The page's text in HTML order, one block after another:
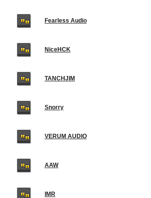
Fearless Audio
NiceHCK
TANCHJIM
Snorry
VERUM AUDIO
AAW
IMR